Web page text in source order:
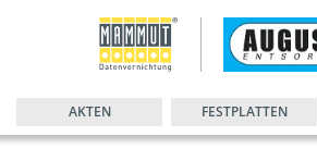
AKTEN FESTPLATTEN